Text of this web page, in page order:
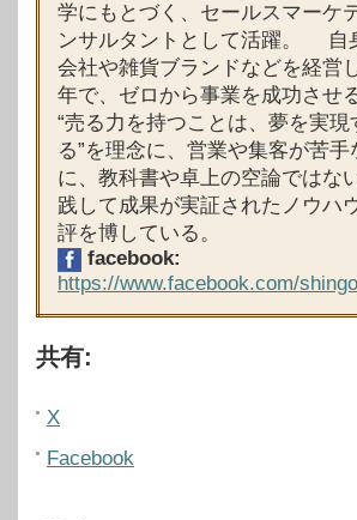
学にもとづく、セールスマーケ
ンサルタントとして活躍。 自
会社や雑貨ブランドなどを経営
年で、ゼロから事業を成功させる
“売る力を持つことは、夢を実現
る”を理念に、営業や集客が苦
に、教科書や卓上の空論ではな
践して成果が実証されたノウハ
評を博している。
facebook:
https://www.facebook.com/
共有:
X
Facebook